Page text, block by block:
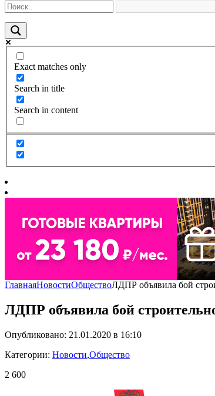
Exact matches only
Search in title
Search in content
ГлавнаяНовостиОбществоЛДПР объявила бой
ЛДПР объявила бой
Опубликовано: 21.01.2020 в 16:10
Категории: Новости,Общество
2 600